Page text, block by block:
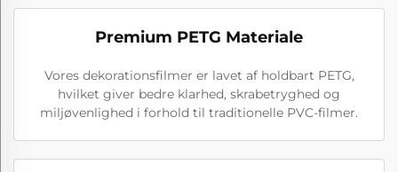
Premium PETG Materiale
Vores dekorationsfilmer er lavet af holdbart PETG,
hvilket giver bedre klarhed, skrabetryghed og
miljøvenlighed i forhold til traditionelle PVC-filmer.